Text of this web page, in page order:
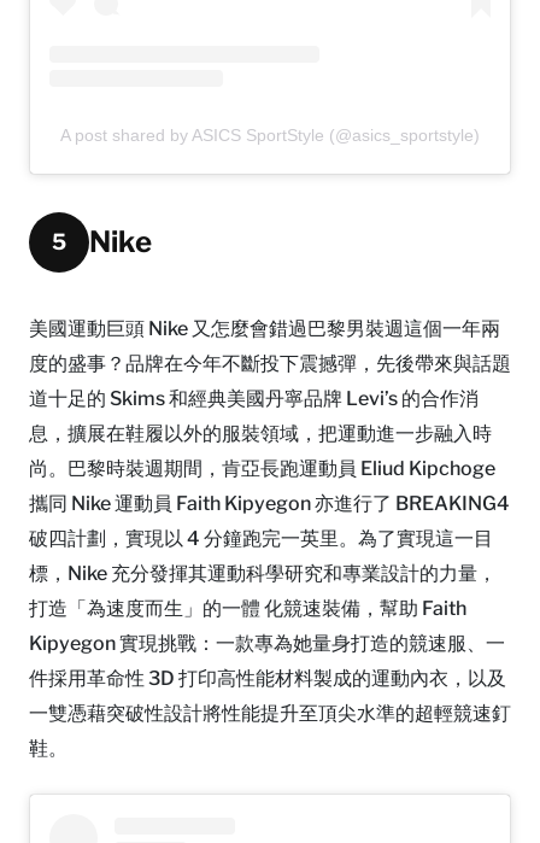
A post shared by ASICS SportStyle (@asics_sportstyle)
5 Nike
美國運動巨頭 Nike 又怎麼會錯過巴黎男裝週這個一年兩
度的盛事？品牌在今年不斷投下震撼彈，先後帶來與話題
道十足的 Skims 和經典美國丹寧品牌 Levi’s 的合作消
息，擴展在鞋履以外的服裝領域，把運動進一步融入時
尚。巴黎時裝週期間，肯亞長跑運動員 Eliud Kipchoge
攜同 Nike 運動員 Faith Kipyegon 亦進行了 BREAKING4
破四計劃，實現以 4 分鐘跑完一英里。為了實現這一目
標，Nike 充分發揮其運動科學研究和專業設計的力量，
打造「為速度而生」的一體 化競速裝備，幫助 Faith
Kipyegon 實現挑戰：一款專為她量身打造的競速服、一
件採用革命性 3D 打印高性能材料製成的運動內衣，以及
一雙憑藉突破性設計將性能提升至頂尖水準的超輕競速釘
鞋。